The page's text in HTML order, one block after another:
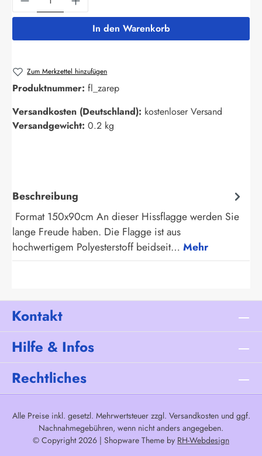
In den Warenkorb
Zum Merkzettel hinzufügen
Produktnummer: fl_zarep
Versandkosten (Deutschland): kostenloser Versand
Versandgewicht: 0.2 kg
Beschreibung
Format 150x90cm An dieser Hissflagge werden Sie
lange Freude haben. Die Flagge ist aus
hochwertigem Polyesterstoff beidseit… Mehr
Kontakt
Hilfe & Infos
Rechtliches
Alle Preise inkl. gesetzl. Mehrwertsteuer zzgl. Versandkostenund ggf.
Nachnahmegebühren, wenn nicht anders angegeben.
© Copyright 2026 | Shopware Theme by RH-Webdesign